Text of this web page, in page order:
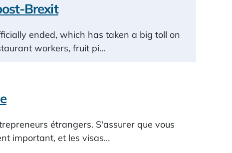
Brexit
ended, which has taken a big toll on
workers, fruit pi…
étrangers. S'assurer que vous
important, et les visas…